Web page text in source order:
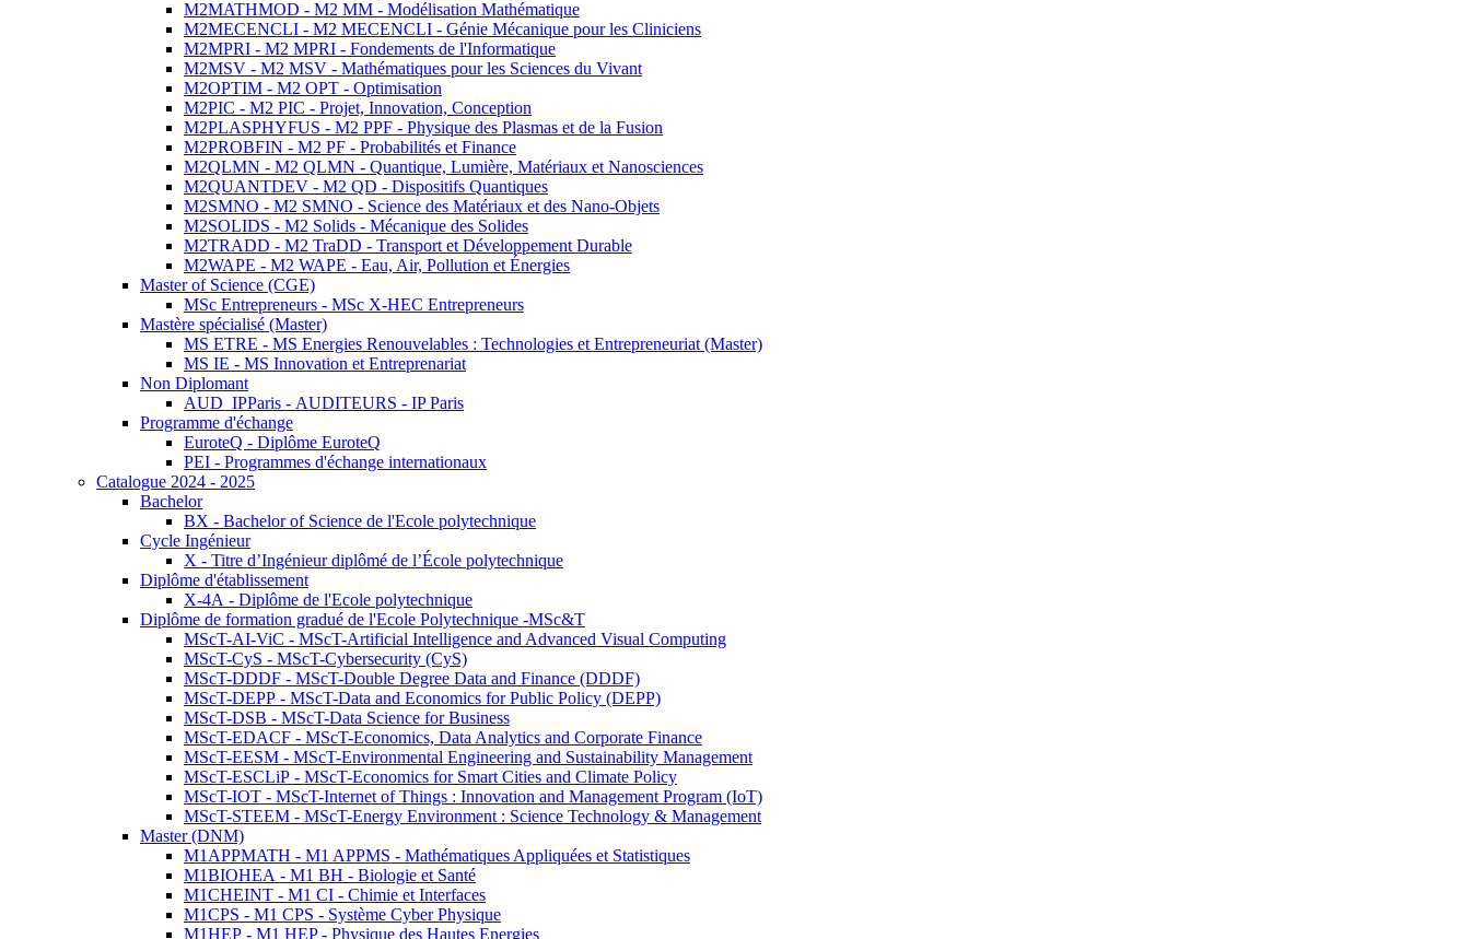
M2MATHMOD - M2 MM - Modélisation Mathématique
M2MECENCLI - M2 MECENCLI - Génie Mécanique pour les Cliniciens
M2MPRI - M2 MPRI - Fondements de l'Informatique
M2MSV - M2 MSV - Mathématiques pour les Sciences du Vivant
M2OPTIM - M2 OPT - Optimisation
M2PIC - M2 PIC - Projet, Innovation, Conception
M2PLASPHYFUS - M2 PPF - Physique des Plasmas et de la Fusion
M2PROBFIN - M2 PF - Probabilités et Finance
M2QLMN - M2 QLMN - Quantique, Lumière, Matériaux et Nanosciences
M2QUANTDEV - M2 QD - Dispositifs Quantiques
M2SMNO - M2 SMNO - Science des Matériaux et des Nano-Objets
M2SOLIDS - M2 Solids - Mécanique des Solides
M2TRADD - M2 TraDD - Transport et Développement Durable
M2WAPE - M2 WAPE - Eau, Air, Pollution et Énergies
Master of Science (CGE)
MSc Entrepreneurs - MSc X-HEC Entrepreneurs
Mastère spécialisé (Master)
MS ETRE - MS Energies Renouvelables : Technologies et Entrepreneuriat (Master)
MS IE - MS Innovation et Entreprenariat
Non Diplomant
AUD_IPParis - AUDITEURS - IP Paris
Programme d'échange
EuroteQ - Diplôme EuroteQ
PEI - Programmes d'échange internationaux
Catalogue 2024 - 2025
Bachelor
BX - Bachelor of Science de l'Ecole polytechnique
Cycle Ingénieur
X - Titre d’Ingénieur diplômé de l’École polytechnique
Diplôme d'établissement
X-4A - Diplôme de l'Ecole polytechnique
Diplôme de formation gradué de l'Ecole Polytechnique -MSc&T
MScT-AI-ViC - MScT-Artificial Intelligence and Advanced Visual Computing
MScT-CyS - MScT-Cybersecurity (CyS)
MScT-DDDF - MScT-Double Degree Data and Finance (DDDF)
MScT-DEPP - MScT-Data and Economics for Public Policy (DEPP)
MScT-DSB - MScT-Data Science for Business
MScT-EDACF - MScT-Economics, Data Analytics and Corporate Finance
MScT-EESM - MScT-Environmental Engineering and Sustainability Management
MScT-ESCLiP - MScT-Economics for Smart Cities and Climate Policy
MScT-IOT - MScT-Internet of Things : Innovation and Management Program (IoT)
MScT-STEEM - MScT-Energy Environment : Science Technology & Management
Master (DNM)
M1APPMATH - M1 APPMS - Mathématiques Appliquées et Statistiques
M1BIOHEA - M1 BH - Biologie et Santé
M1CHEINT - M1 CI - Chimie et Interfaces
M1CPS - M1 CPS - Système Cyber Physique
M1HEP - M1 HEP - Physique des Hautes Energies